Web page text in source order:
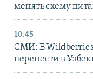
менять схему
10:45
СМИ: В Wildberries
перенести в